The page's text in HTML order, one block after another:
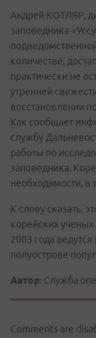
Андрей КОТЛЯР,
заповедника
количестве,
практически не
утренней
восстановлении
Как сообщает
службу
работы по
заповедника.
необходимости, в
К слову сказать,
корейских ученых
2003 года
полуострове
Автор: Служба
Comments are